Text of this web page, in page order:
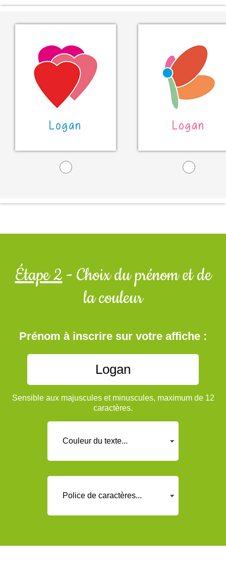
Logan Logan
Étape 2- Choix du prénom et de
la couleur
Prénom à inscrire sur votre affiche :
Sensible aux majuscules et minuscules, maximum de 12
caractères.